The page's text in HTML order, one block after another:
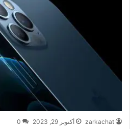
zarkachat أكتوبر 29, 2023 0